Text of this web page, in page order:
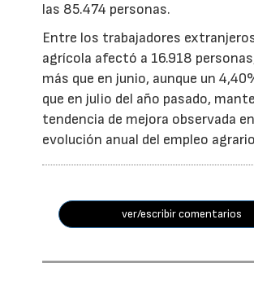
las 85.474 personas.
Entre los trabajadores
agrícola afectó a 16.918
más que en junio, aunque un
que en julio del año pasado,
tendencia de mejora observada
evolución anual del empleo
ver/escribir comentarios